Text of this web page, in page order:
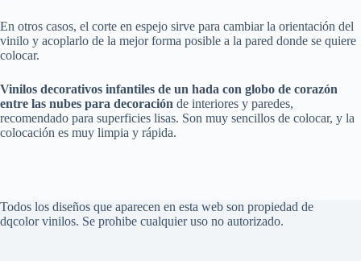
En otros casos, el corte en espejo sirve para cambiar la orientación del
vinilo y acoplarlo de la mejor forma posible a la pared donde se quiere
colocar.
Vinilos decorativos infantiles de un hada con globo de corazón
entre las nubes para decoración de interiores y paredes,
recomendado para superficies lisas. Son muy sencillos de colocar, y la
colocación es muy limpia y rápida.
Todos los diseños que aparecen en esta web son propiedad de
dqcolor vinilos. Se prohibe cualquier uso no autorizado.